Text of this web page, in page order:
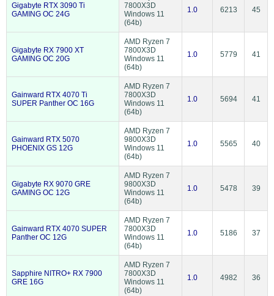
Gigabyte RTX 3090 Ti
GAMING OC 24G
7800X3D
Windows 11
(64b)
1.0 6213 45
Gigabyte RX 7900 XT
GAMING OC 20G
AMD Ryzen 7
7800X3D
Windows 11
(64b)
1.0 5779 41
Gainward RTX 4070 Ti
SUPER Panther OC 16G
AMD Ryzen 7
7800X3D
Windows 11
(64b)
1.0 5694 41
Gainward RTX 5070
PHOENIX GS 12G
AMD Ryzen 7
9800X3D
Windows 11
(64b)
1.0 5565 40
Gigabyte RX 9070 GRE
GAMING OC 12G
AMD Ryzen 7
9800X3D
Windows 11
(64b)
1.0 5478 39
Gainward RTX 4070 SUPER
Panther OC 12G
AMD Ryzen 7
7800X3D
Windows 11
(64b)
1.0 5186 37
Sapphire NITRO+ RX 7900
GRE 16G
AMD Ryzen 7
7800X3D
Windows 11
(64b)
1.0 4982 36